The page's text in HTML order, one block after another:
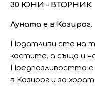
30 ЮНИ – ВТОРНИК
Луната е в Козирог.
Податливи сте на
костите, а също и
Предпазливостта
в Козирог и за